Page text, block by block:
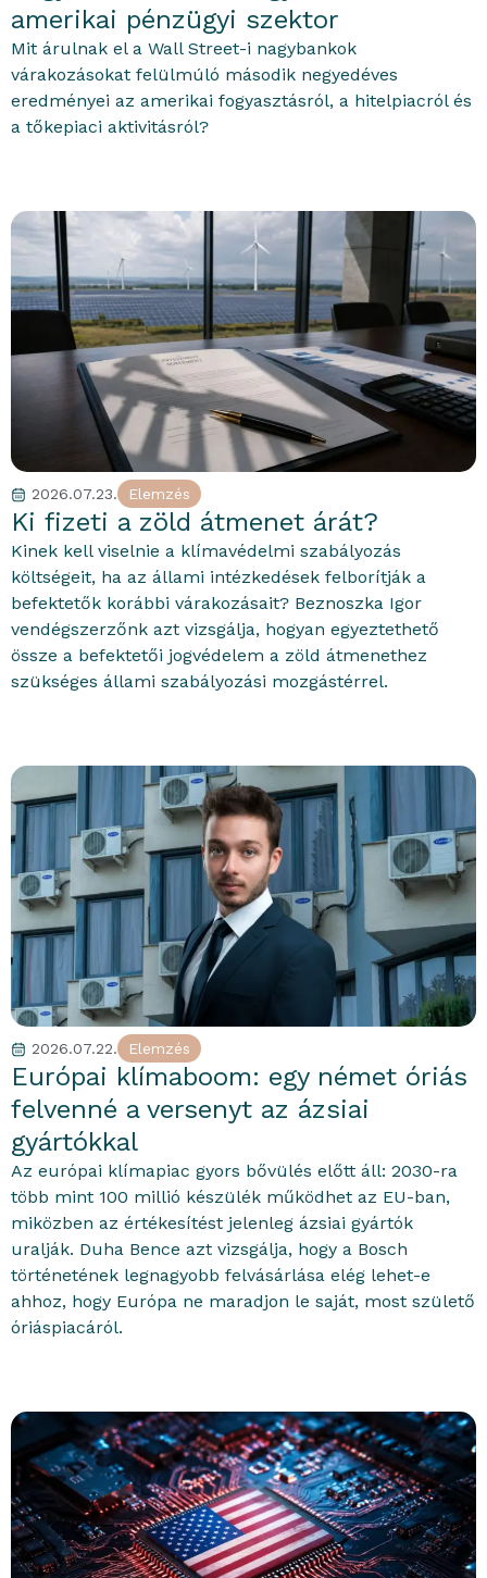
amerikai pénzügyi szektor
Mit árulnak el a Wall Street-i nagybankok
várakozásokat felülmúló második negyedéves
eredményei az amerikai fogyasztásról, a hitelpiacról és
a tőkepiaci aktivitásról?
2026.07.23. Elemzés
Ki fizeti a zöld átmenet árát?
Kinek kell viselnie a klímavédelmi szabályozás
költségeit, ha az állami intézkedések felborítják a
befektetők korábbi várakozásait? Beznoszka Igor
vendégszerzőnk azt vizsgálja, hogyan egyeztethető
össze a befektetői jogvédelem a zöld átmenethez
szükséges állami szabályozási mozgástérrel.
2026.07.22. Elemzés
Európai klímaboom: egy német óriás
felvenné a versenyt az ázsiai
gyártókkal
Az európai klímapiac gyors bővülés előtt áll: 2030-ra
több mint 100 millió készülék működhet az EU-ban,
miközben az értékesítést jelenleg ázsiai gyártók
uralják. Duha Bence azt vizsgálja, hogy a Bosch
történetének legnagyobb felvásárlása elég lehet-e
ahhoz, hogy Európa ne maradjon le saját, most születő
óriáspiacáról.